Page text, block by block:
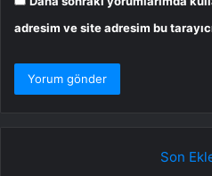
adresim ve site adresim bu
Son